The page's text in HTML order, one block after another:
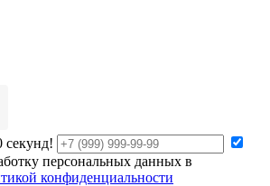
секунд!
персональных данных в
конфиденциальности